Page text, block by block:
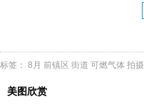
标签： 8月 前镇区 街道 可燃气体 拍摄
美图欣赏